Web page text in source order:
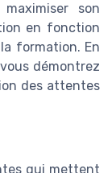
son
en fonction
formation. En
démontrez
des attentes
qui mettent